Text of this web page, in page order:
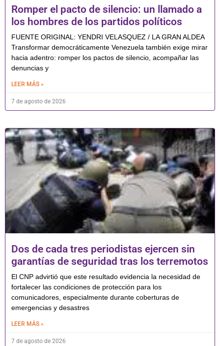
Romper el pacto de silencio: un llamado a
los hombres de los partidos políticos
FUENTE ORIGINAL: YENDRI VELASQUEZ / LA GRAN ALDEA
Transformar democráticamente Venezuela también exige mirar
hacia adentro: romper los pactos de silencio, acompañar las
denuncias y
LEER MÁS »
7 de agosto de 2026
Dos de cada tres periodistas ejercen sin
garantías de seguridad tras los terremotos
El CNP advirtió que este resultado evidencia la necesidad de
fortalecer las condiciones de protección para los
comunicadores, especialmente durante coberturas de
emergencias y desastres
LEER MÁS »
7 de agosto de 2026